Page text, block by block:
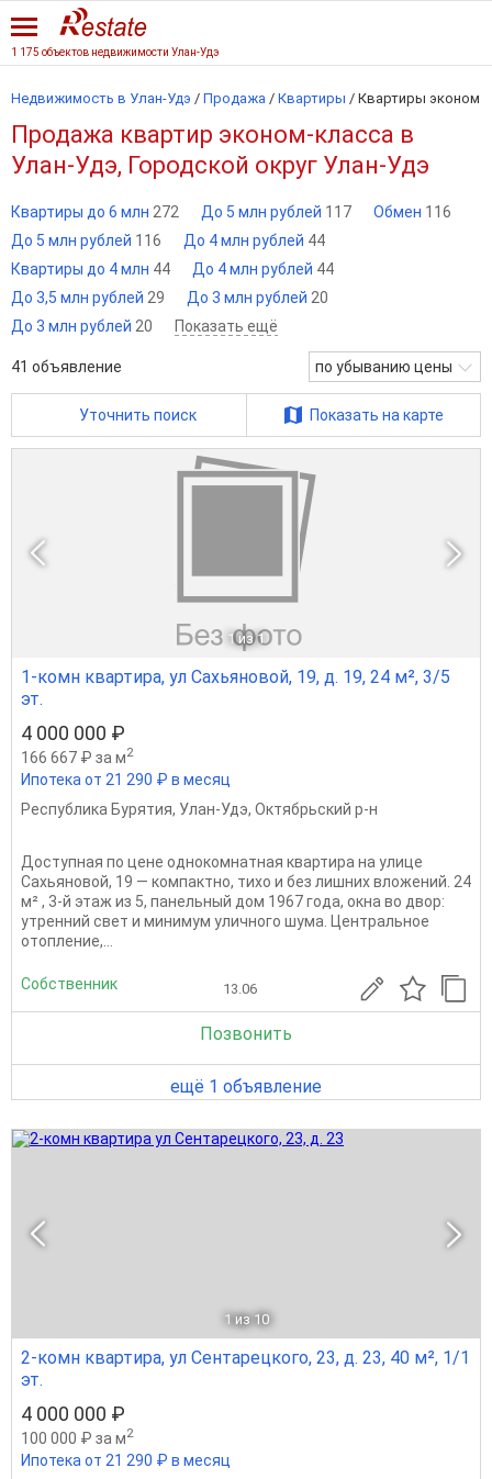
1 175 объектов недвижимости Улан-Удэ
Недвижимость в Улан-Удэ / Продажа / Квартиры / Квартиры эконом
Продажа квартир эконом-класса в
Улан-Удэ, Городской округ Улан-Удэ
Квартиры до 6 млн 272 До 5 млн рублей 117 Обмен 116
До 5 млн рублей 116 До 4 млн рублей 44
Квартиры до 4 млн 44 До 4 млн рублей 44
До 3,5 млн рублей 29 До 3 млн рублей 20
До 3 млн рублей 20 Показать ещё
41 объявление по убыванию цены
Уточнить поиск Показать на карте
1 из 1
1-комн квартира, ул Сахьяновой, 19, д. 19, 24 м², 3/5
эт.
4 000 000 ₽
166 667 ₽ за м2
Ипотека от 21 290 ₽ в месяц
Республика Бурятия, Улан-Удэ, Октябрьский р-н
Доступная по цене однокомнатная квартира на улице
Сахьяновой, 19 — компактно, тихо и без лишних вложений. 24
м² , 3-й этаж из 5, панельный дом 1967 года, окна во двор:
утренний свет и минимум уличного шума. Центральное
отопление,...
Собственник 13.06
Позвонить
ещё 1 объявление
1 из 10
2-комн квартира, ул Сентарецкого, 23, д. 23, 40 м², 1/1
эт.
4 000 000 ₽
100 000 ₽ за м2
Ипотека от 21 290 ₽ в месяц